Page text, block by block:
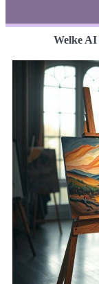
Welke